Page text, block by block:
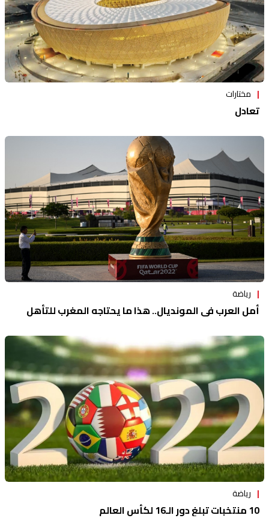
مختارات
تعادل
رياضة
أمل العرب في المونديال.. هذا ما يحتاجه المغرب للتأهل
رياضة
10 منتخبات تبلغ دور الـ16 لكأس العالم